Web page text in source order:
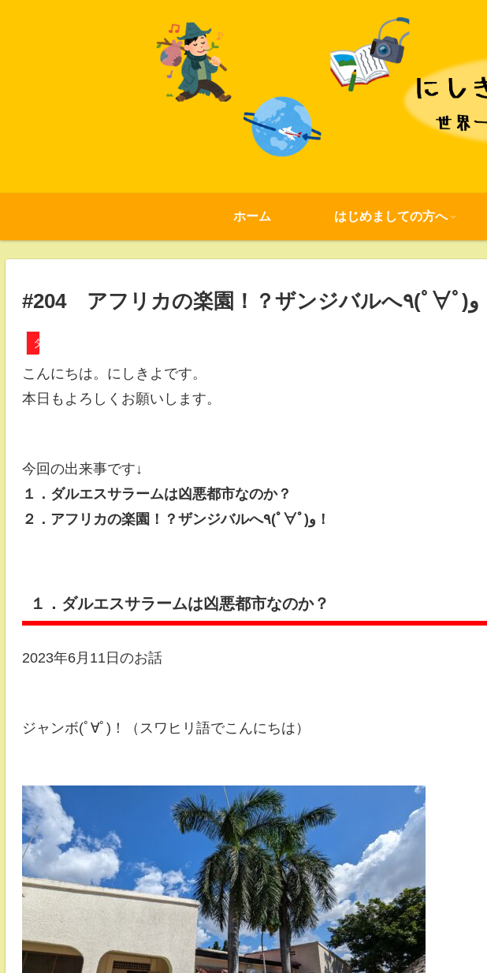
ホーム はじめましての方へ
タンザニア
こんにちは。にしきよです。
本日もよろしくお願いします。
今回の出来事です↓
１．ダルエスサラームは凶悪都市なのか？
２．アフリカの楽園！？ザンジバルへ٩(ﾟ∀ﾟ)و！
１．ダルエスサラームは凶悪都市なのか？
2023年6月11日のお話
ジャンボ(ﾟ∀ﾟ)！（スワヒリ語でこんにちは）